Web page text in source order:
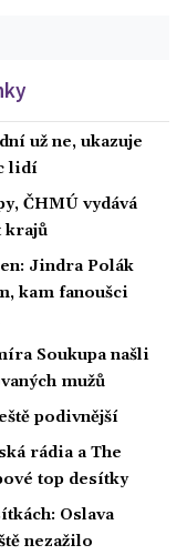
už ne, ukazuje
lidí
ČHMÚ vydává
krajů
Jindra Polák
kam fanoušci
Soukupa našli
mužů
podivnější
rádia a The
top desítky
Oslava
nezažilo